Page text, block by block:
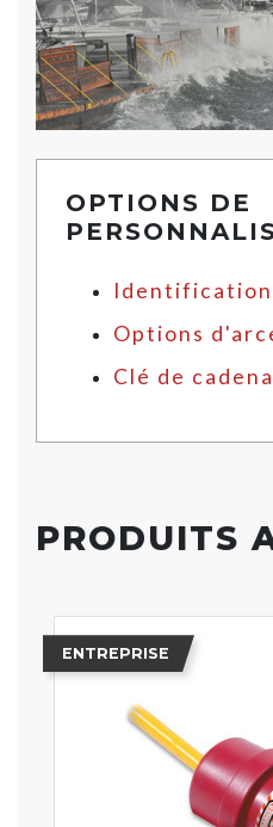
OPTIONS DE
Identification
Options
Clé de
PRODUITS
ENTREPRISE